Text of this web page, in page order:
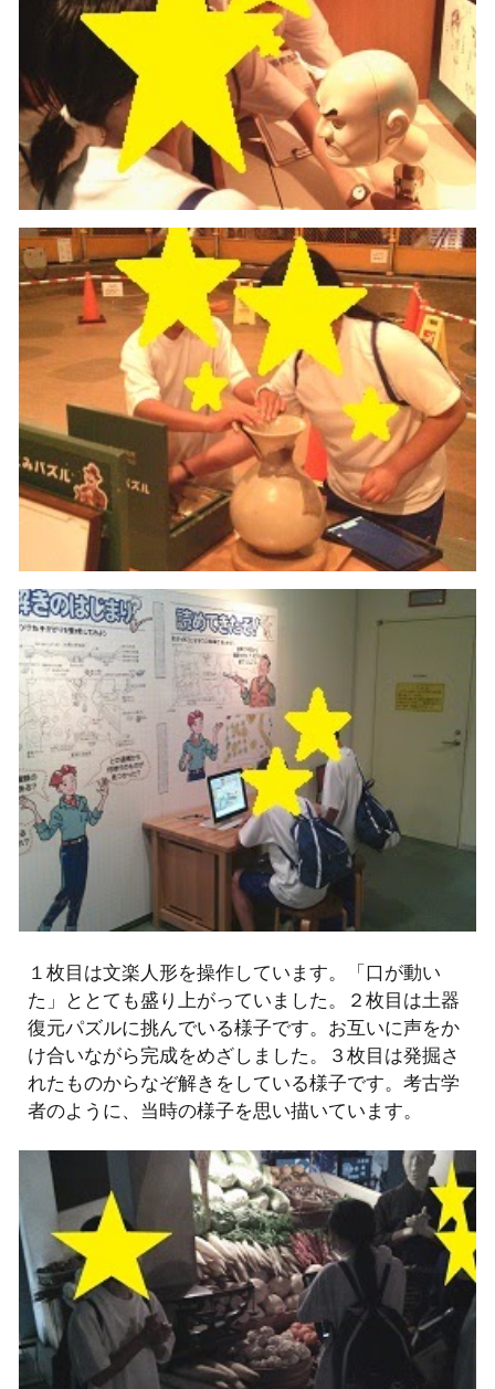
１枚目は文楽人形を操作しています。「口が動い
た」ととても盛り上がっていました。２枚目は土器
復元パズルに挑んでいる様子です。お互いに声をか
け合いながら完成をめざしました。３枚目は発掘さ
れたものからなぞ解きをしている様子です。考古学
者のように、当時の様子を思い描いています。